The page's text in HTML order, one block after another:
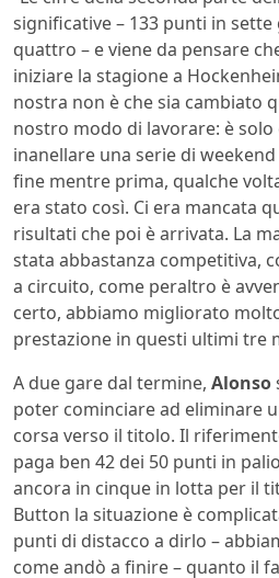
significative – 133 punti in
quattro – e viene da pensare
iniziare la stagione a
nostra non è che sia cambiato
nostro modo di lavorare: è solo
inanellare una serie di
fine mentre prima, qualche
era stato così. Ci era mancata
risultati che poi è arrivata. La
stata abbastanza competitiva,
a circuito, come peraltro è
certo, abbiamo migliorato
prestazione in questi ultimi tre
A due gare dal termine, Alonso
poter cominciare ad eliminare
corsa verso il titolo. Il
paga ben 42 dei 50 punti in
ancora in cinque in lotta per il
Button la situazione è
punti di distacco a dirlo –
come andò a finire – quanto il